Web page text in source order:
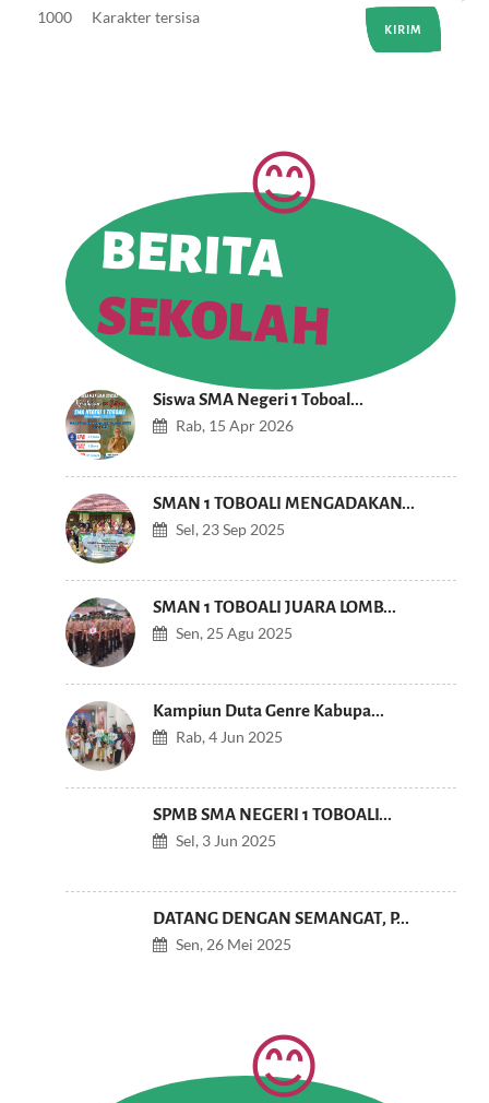
1000 Karakter tersisa
BERITA
SEKOLAH
Siswa SMA Negeri 1 Toboal...
Rab, 15 Apr 2026
SMAN 1 TOBOALI MENGADAKAN...
Sel, 23 Sep 2025
SMAN 1 TOBOALI JUARA LOMB...
Sen, 25 Agu 2025
Kampiun Duta Genre Kabupa...
Rab, 4 Jun 2025
SPMB SMA NEGERI 1 TOBOALI...
Sel, 3 Jun 2025
DATANG DENGAN SEMANGAT, P...
Sen, 26 Mei 2025